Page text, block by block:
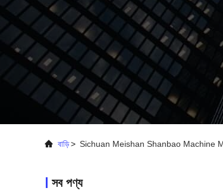
বাড়ি> Sichuan Meishan Shanbao Machine
সব পণ্য